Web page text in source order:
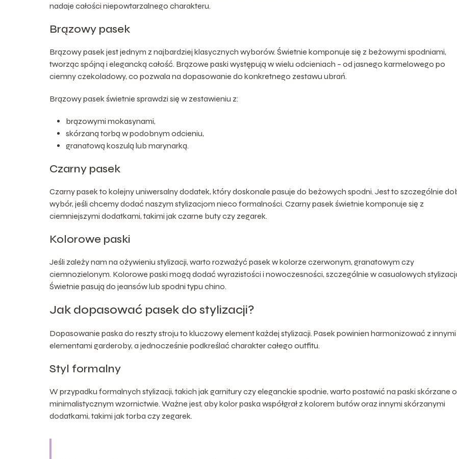
nadaje całości niepowtarzalnego charakteru.
Brązowy pasek
Brązowy pasek jest jednym z najbardziej klasycznych wyborów. Świetnie komponuje się z beżowymi spodniami,
tworząc spójną i elegancką całość. Brązowe paski występują w wielu odcieniach – od jasnego karmelowego po
ciemny czekoladowy, co pozwala na dopasowanie do konkretnego zestawu ubrań.
Brązowy pasek świetnie sprawdzi się w zestawieniu z:
brązowymi mokasynami,
skórzaną torbą w podobnym odcieniu,
granatową koszulą lub marynarką.
Czarny pasek
Czarny pasek to kolejny uniwersalny dodatek, który doskonale pasuje do beżowych spodni. Jest to szczególnie
wybór, jeśli chcemy dodać naszym stylizacjom nieco formalności. Czarny pasek świetnie komponuje się z
ciemniejszymi dodatkami, takimi jak czarne buty czy zegarek.
Kolorowe paski
Jeśli zależy nam na ożywieniu stylizacji, warto rozważyć pasek w kolorze czerwonym, granatowym czy
ciemnozielonym. Kolorowe paski mogą dodać wyrazistości i nowoczesności, szczególnie w casualowych
Świetnie pasują do jeansów lub spodni typu chino.
Jak dopasować pasek do stylizacji?
Dopasowanie paska do reszty stroju to kluczowy element każdej stylizacji. Pasek powinien harmonizować z innymi
elementami garderoby, a jednocześnie podkreślać charakter całego outfitu.
Styl formalny
W przypadku formalnych stylizacji, takich jak garnitury czy eleganckie spodnie, warto postawić na paski skórzane o
minimalistycznym wzornictwie. Ważne jest, aby kolor paska współgrał z kolorem butów oraz innymi skórzanymi
dodatkami, takimi jak torba czy zegarek.